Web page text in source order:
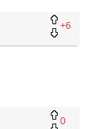
+6
0